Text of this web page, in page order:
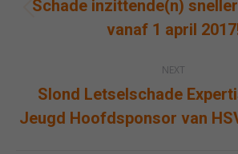
Previous
post:
Schade inzittende(n)
vanaf 1 april
NEXT
Next
post:
Slond Letselschade
Jeugd Hoofdsponsor van